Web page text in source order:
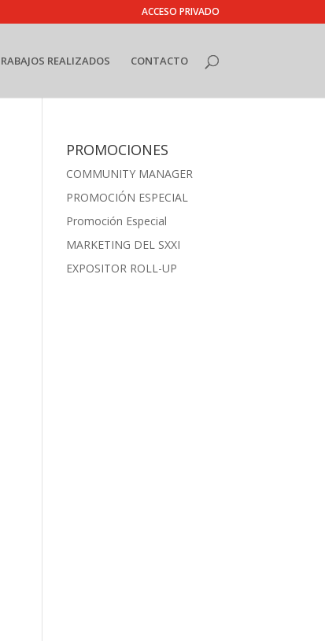
ACCESO PRIVADO
REALIZADOS CONTACTO
PROMOCIONES
COMMUNITY MANAGER
PROMOCIÓN ESPECIAL
Promoción Especial
MARKETING DEL SXXI
EXPOSITOR ROLL-UP